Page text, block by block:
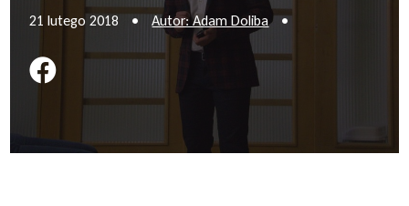
21 lutego 2018 • Autor: Adam Doliba •
Podziel się na FB